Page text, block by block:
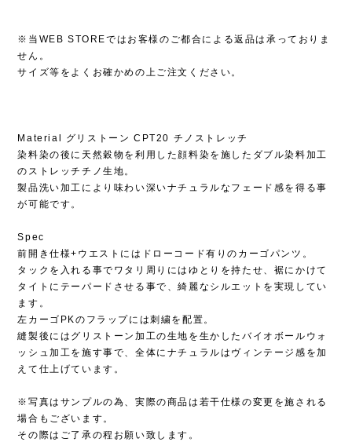
※当WEB STOREではお客様のご都合による返品は承っておりま
せん。
サイズ等をよくお確かめの上ご注文ください。
Material グリストーン CPT20 チノストレッチ
染料染の後に天然穀物を利用した顔料染を施したダブル染料加工
のストレッチチノ生地。
製品洗い加工により味わい深いナチュラルなフェード感を得る事
が可能です。
Spec
前開き仕様+ウエストにはドローコード有りのカーゴパンツ。
タックを入れる事でワタリ周りにはゆとりを持たせ、裾にかけて
タイトにテーパードさせる事で、綺麗なシルエットを実現してい
ます。
左カーゴPKのフラップには刺繍を配置。
縫製後にはグリストーン加工の生地を生かしたバイオボールウォ
ッシュ加工を施す事で、全体にナチュラルはヴィンテージ感を加
えて仕上げています。
※写真はサンプルの為、実際の商品は若干仕様の変更を施される
場合もございます。
その際はご了承の程お願い致します。